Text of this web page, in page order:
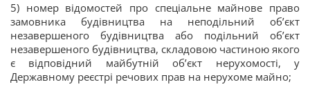
5) номер відомостей про спеціальне майнове право
замовника будівництва на неподільний об’єкт
незавершеного будівництва або подільний об’єкт
незавершеного будівництва, складовою частиною якого
є відповідний майбутній об’єкт нерухомості, у
Державному реєстрі речових прав на нерухоме майно;